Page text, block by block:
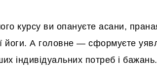
курсу ви опануєте асани,
йоги. А головне — сформуєте
індивідуальних потреб і бажань.